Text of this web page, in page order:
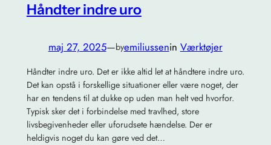
Håndter indre uro
maj 27, 2025—byemiliussenin Værktøjer
Håndter indre uro. Det er ikke altid let at håndtere indre uro.
Det kan opstå i forskellige situationer eller være noget, der
har en tendens til at dukke op uden man helt ved hvorfor.
Typisk sker det i forbindelse med travlhed, store
livsbegivenheder eller uforudsete hændelse. Der er
heldigvis noget du kan gøre ved det…